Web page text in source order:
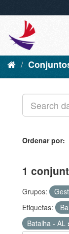
Ordenar por
1
Grupos:
Etiquetas:
Batalha - AL